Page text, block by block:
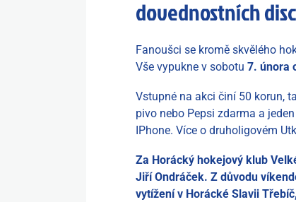
dovednostních
Fanoušci se kromě skvělého
Vše vypukne v sobotu 7. února
Vstupné na akci činí 50 korun,
pivo nebo Pepsi zdarma a
IPhone. Více o druholigovém
Za Horácký hokejový klub
Jiří Ondráček. Z důvodu
vytížení v Horácké Slavii